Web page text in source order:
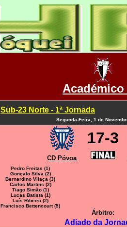
Académico
Sub-23 Norte - 1ª Jornada
Segunda-Feira, 1 de
17-3
CD Póvoa
Pedro Freitas (1)
Gonçalo Silva (2)
Bernardino Vilaça (3)
Carlos Martins (2)
Tiago Simão (1)
Lucas Batista (1)
Luís Ribeiro (2)
Francisco Bettencourt (5)
Árbitro:
Adiado da